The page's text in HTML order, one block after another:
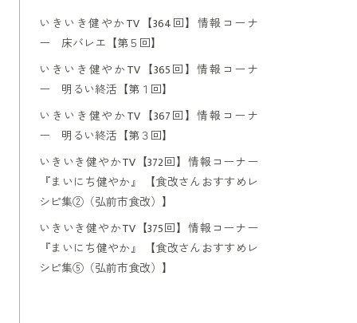
いきいき健やかTV【364回】情報コーナ
ー 床バレエ【第５回】
いきいき健やかTV【365回】情報コーナ
ー 明るい終活【第１回】
いきいき健やかTV【367回】情報コーナ
ー 明るい終活【第３回】
いきいき健やかTV【372回】情報コーナー
『まいにち健やか』 【食改さんおすすめレ
シピ集②（弘前市食改）】
いきいき健やかTV【375回】情報コーナー
『まいにち健やか』 【食改さんおすすめレ
シピ集⑤（弘前市食改）】